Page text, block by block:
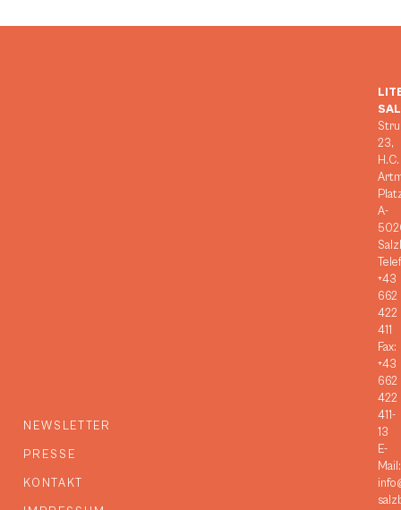
NEWSLETTER
PRESSE
KONTAKT
23,
H.C.
A-
+43
662
422
411
Fax:
+43
662
422
411-
13
E-
Mail: